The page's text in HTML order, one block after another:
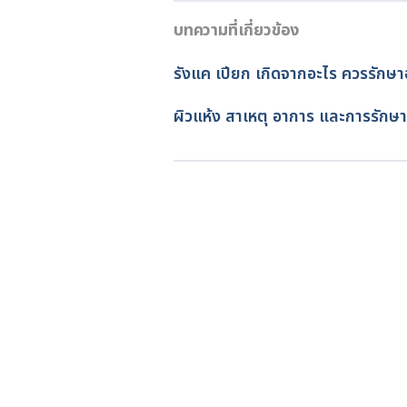
care/scalp/treat-dandruff.
z/dry-skin-treatment#causes.
Fight Flaky Scalp. https://
05/04/2023
ทัตพร อิสสรโชติ
ตรวจสอบข้อมูลทางการแพทย์โด
เนตรนภา ปะวะคัง
บทความที่เกี่ยวข้อง
รังแค เปียก เกิดจากอะไร ควรรักษ
ผิวแห้ง สาเหตุ อาการ และการรักษา